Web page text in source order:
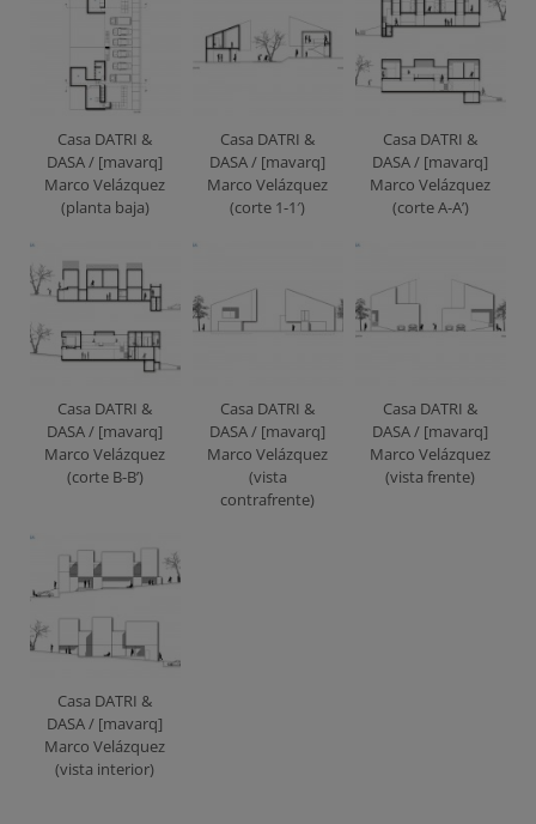
Casa DATRI &
DASA / [mavarq]
Marco Velázquez
(planta baja)
Casa DATRI &
DASA / [mavarq]
Marco Velázquez
(corte 1-1′)
Casa DATRI &
DASA / [mavarq]
Marco Velázquez
(corte A-A’)
Casa DATRI &
DASA / [mavarq]
Marco Velázquez
(corte B-B’)
Casa DATRI &
DASA / [mavarq]
Marco Velázquez
(vista
contrafrente)
Casa DATRI &
DASA / [mavarq]
Marco Velázquez
(vista frente)
Casa DATRI &
DASA / [mavarq]
Marco Velázquez
(vista interior)